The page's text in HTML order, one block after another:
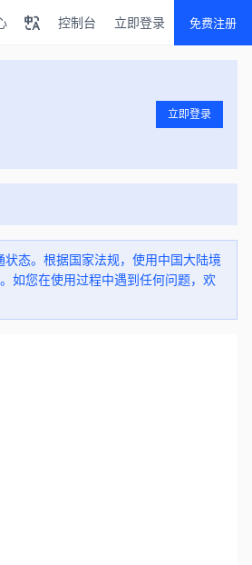
控制台 立即登录 免费注册
立即登录
态。根据国家法规，使用中国大陆境
如您在使用过程中遇到任何问题，欢